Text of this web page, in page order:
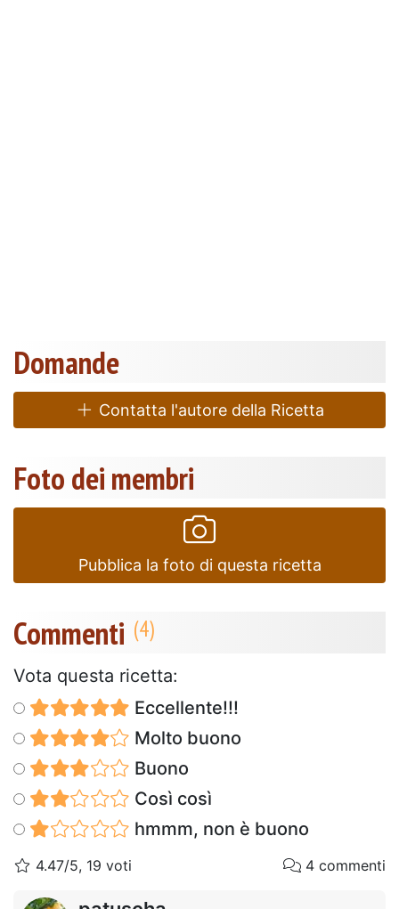
Domande
Contatta l'autore della Ricetta
Foto dei membri
Pubblica la foto di questa ricetta
Commenti
Vota questa ricetta:
Eccellente!!!
Molto buono
Buono
Così così
hmmm, non è buono
4.47/5, 19 voti 4 commenti